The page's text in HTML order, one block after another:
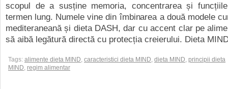
scopul de a susține memoria, concentrarea și
termen lung. Numele vine din îmbinarea a două modele
mediteraneană și dieta DASH, dar cu accent clar pe
să aibă legătură directă cu protecția creierului. Dieta
Tags: alimente dieta MIND, caracteristici dieta MIND, dieta MIND, principii dieta
MIND, regim alimentar